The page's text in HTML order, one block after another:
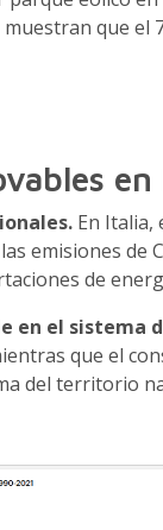
que
En Italia,
emisiones de
de
en el sistema
que el
del territorio